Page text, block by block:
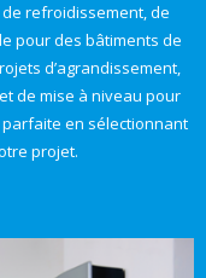
refroidissement, de
pour des bâtiments de
d’agrandissement,
de mise à niveau pour
en sélectionnant
projet.